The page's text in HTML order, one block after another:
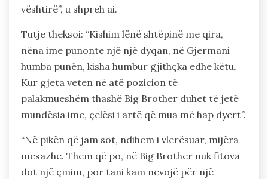
vështirë”, u shpreh ai.
Tutje theksoi: “Kishim lënë shtëpinë me qira,
nëna ime punonte një një dyqan, në Gjermani
humba punën, kisha humbur gjithçka edhe këtu.
Kur gjeta veten në atë pozicion të
palakmueshëm thashë Big Brother duhet të jetë
mundësia ime, çelësi i artë që mua më hap dyert”.
“Në pikën që jam sot, ndihem i vlerësuar, mijëra
mesazhe. Them që po, në Big Brother nuk fitova
dot një çmim, por tani kam nevojë për një